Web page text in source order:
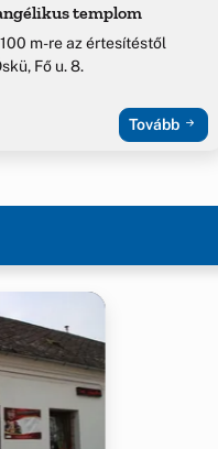
templom
m-re az értesítéstől
Fő u. 8.
Tovább